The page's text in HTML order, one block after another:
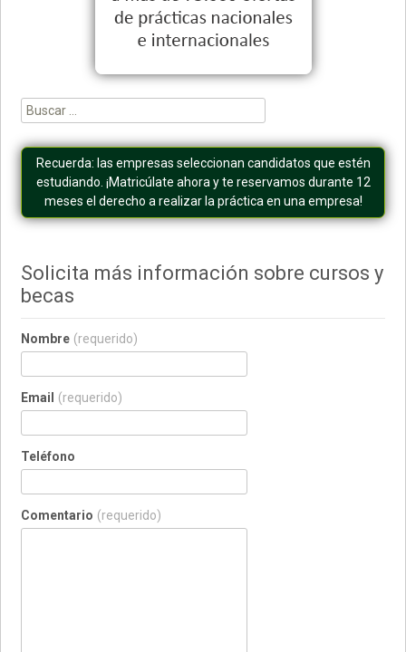
Buscar:
Recuerda: las empresas seleccionan candidatos que estén
estudiando. ¡Matricúlate ahora y te reservamos durante 12
meses el derecho a realizar la práctica en una empresa!
Solicita más información sobre cursos y
becas
Nombre (requerido)
Email (requerido)
Teléfono
Comentario (requerido)